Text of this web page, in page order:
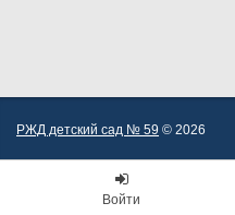
РЖД детский сад № 59 © 2026
Войти